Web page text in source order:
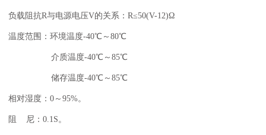
负载阻抗R与电源电压V的关系：R≤50(V-12)Ω
温度范围：环境温度-40℃～80℃
介质温度-40℃～85℃
储存温度-40℃～85℃
相对湿度：0～95%。
阻 尼：0.1S。